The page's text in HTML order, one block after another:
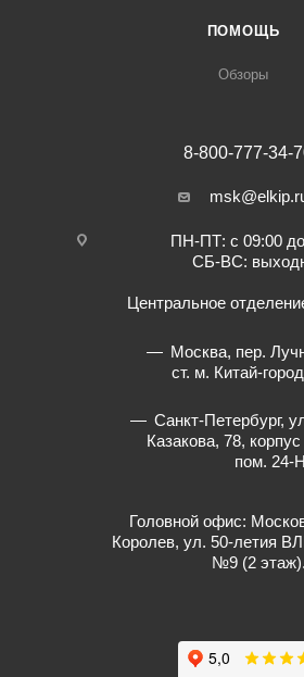
ПОМОЩЬ
Обзоры
8-800-777-34-
ПН-ПТ: с 09:00
СБ-ВС:
Центральное
Москва, пер.
ст. м. Китай-
Санкт-Петербург,
Казакова, 78,
пом. 24-Н
Головной офис:
Королев, ул. 50-летия
№9 (2 этаж).